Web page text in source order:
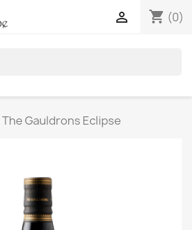
shopping_cart (0)

The Gauldrons Eclipse